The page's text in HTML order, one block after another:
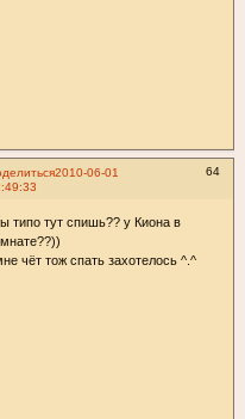
64
2010-06-01
типо тут спишь?? у Киона в
чёт тож спать захотелось ^.^